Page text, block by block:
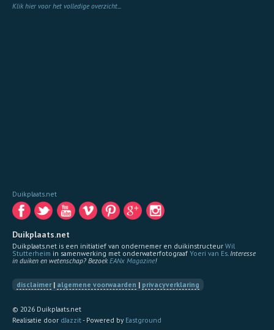
Klik hier voor het volledige overzicht
Duikplaats.net
Duikplaats.net
Duikplaats.net is een initiatief van ondernemer en duikinstructeur Wil
Stutterheim in samenwerking met onderwaterfotograaf Yoeri van Es Interesse
in duiken en wetenschap? BezoekEANx Magazine!
disclaimer| algemene voorwaarden | privacyverklaring
© 2026 Duikplaats.net
Realisatie door dJazzit- Powered by Eastground